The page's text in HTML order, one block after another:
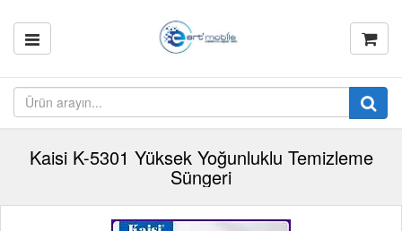
Kaisi K-5301 Yüksek Yoğunluklu Temizleme
Süngeri